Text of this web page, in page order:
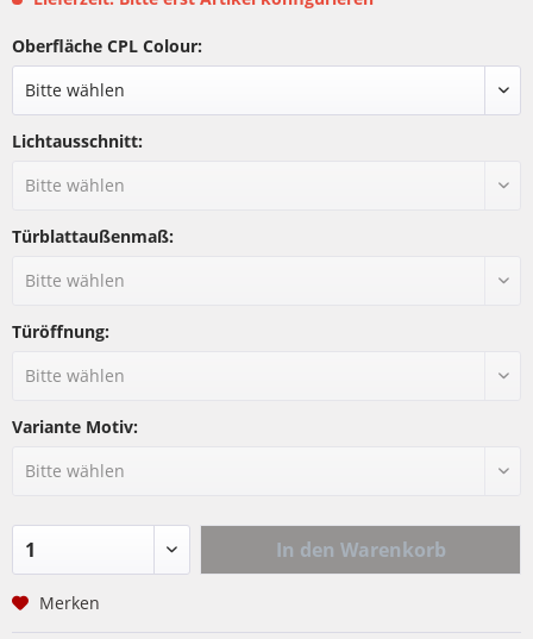
Oberfläche CPL Colour:
Lichtausschnitt:
Türblattaußenmaß:
Türöffnung:
Variante Motiv:
In den Warenkorb
Merken